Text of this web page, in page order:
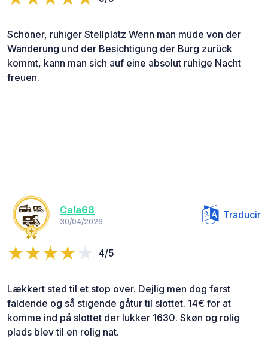
Schöner, ruhiger Stellplatz Wenn man müde von der
Wanderung und der Besichtigung der Burg zurück
kommt, kann man sich auf eine absolut ruhige Nacht
freuen.
Cala68
30/04/2026
Traducir
4/5
Lækkert sted til et stop over. Dejlig men dog først
faldende og så stigende gåtur til slottet. 14€ for at
komme ind på slottet der lukker 1630. Skøn og rolig
plads blev til en rolig nat.